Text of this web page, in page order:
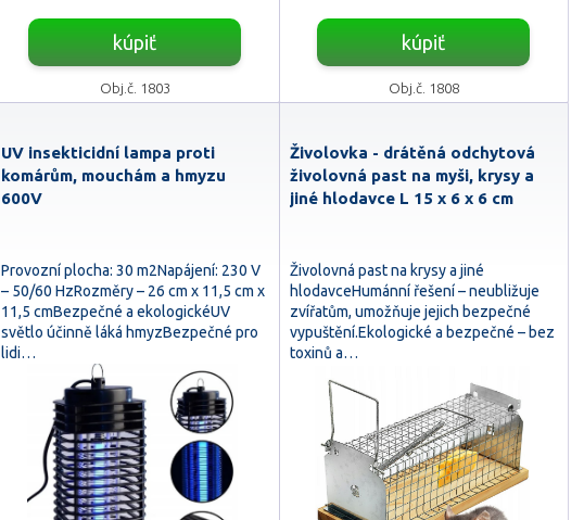
kúpiť
Obj.č. 1803
kúpiť
Obj.č. 1808
UV insekticidní lampa proti
komárům, mouchám a hmyzu
600V
Provozní plocha: 30 m2Napájení: 230 V
– 50/60 HzRozměry – 26 cm x 11,5 cm x
11,5 cmBezpečné a ekologickéUV
světlo účinně láká hmyzBezpečné pro
lidi…
Živolovka - drátěná odchytová
živolovná past na myši, krysy a
jiné hlodavce L 15 x 6 x 6 cm
Živolovná past na krysy a jiné
hlodavceHumánní řešení – neubližuje
zvířatům, umožňuje jejich bezpečné
vypuštění.Ekologické a bezpečné – bez
toxinů a…